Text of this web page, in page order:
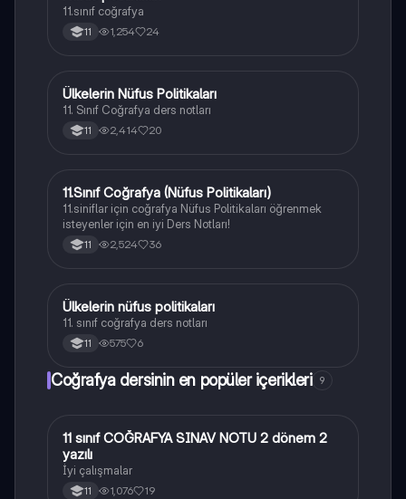
11.sınıf coğrafya
11 1,254 24
Coğrafya
Ülkelerin Nüfus Politikaları
11. Sınıf Coğrafya ders notları
11 2,414 20
Coğrafya
11.Sınıf Coğrafya (Nüfus Politikaları)
11.siniflar için coğrafya Nüfus Politikaları öğrenmek
isteyenler için en iyi Ders Notları!
11 2,524 36
Coğrafya
Ülkelerin nüfus politikaları
11. sınıf coğrafya ders notları
11 575 6
Coğrafya dersinin en popüler içerikleri 9
Coğrafya
11 sınıf COĞRAFYA SINAV NOTU 2 dönem 2
yazılı
İyi çalışmalar
11 1,076 19